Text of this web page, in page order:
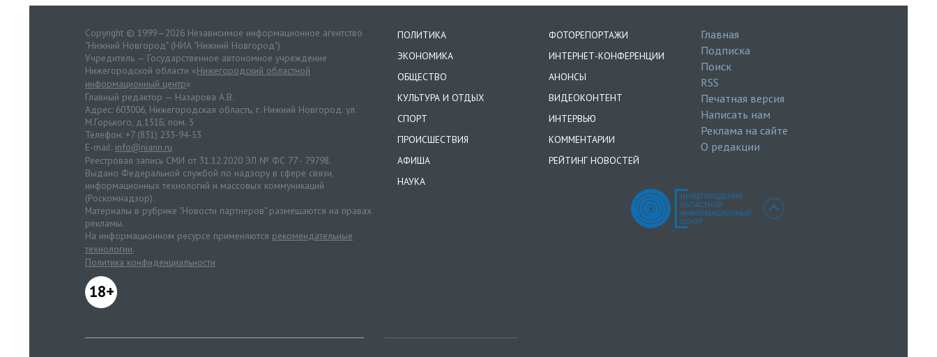
Copyright © 1999—2026 Независимое информационное агентство
"Нижний Новгород" (НИА "Нижний Новгород")
Учредитель — Государственное автономное учреждение
Нижегородской области «Нижегородский областной
информационный центр»
Главный редактор — Назарова А.В.
Адрес: 603006, Нижегородская область, г. Нижний Новгород. ул.
М.Горького, д.151Б, пом. 5
Телефон: +7 (831) 233-94-53
E-mail: info@niann.ru
Реестровая запись СМИ от 31.12.2020 ЭЛ № ФС 77 - 79798.
Выдано Федеральной службой по надзору в сфере связи,
информационных технологий и массовых коммуникаций
(Роскомнадзор).
Материалы в рубрике "Новости партнеров" размещаются на правах
рекламы.
На информационном ресурсе применяются рекомендательные
технологии.
Политика конфиденциальности
18+
ПОЛИТИКА
ЭКОНОМИКА
ОБЩЕСТВО
КУЛЬТУРА И ОТДЫХ
СПОРТ
ПРОИСШЕСТВИЯ
АФИША
НАУКА
ФОТОРЕПОРТАЖИ
ИНТЕРНЕТ-КОНФЕРЕНЦИИ
АНОНСЫ
ВИДЕОКОНТЕНТ
ИНТЕРВЬЮ
КОММЕНТАРИИ
РЕЙТИНГ НОВОСТЕЙ
Главная
Подписка
Поиск
RSS
Печатная версия
Написать нам
Реклама на сайте
О редакции